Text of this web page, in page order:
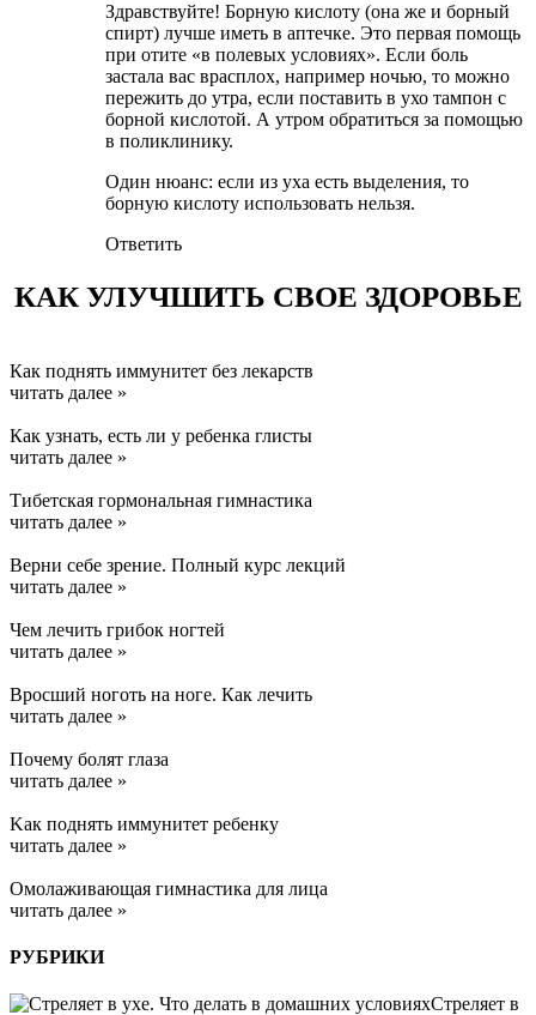
Здравствуйте! Борную кислоту (она же и борный
спирт) лучше иметь в аптечке. Это первая помощь
при отите «в полевых условиях». Если боль
застала вас врасплох, например ночью, то можно
пережить до утра, если поставить в ухо тампон с
борной кислотой. А утром обратиться за помощью
в поликлинику.
Один нюанс: если из уха есть выделения, то
борную кислоту использовать нельзя.
Ответить
КАК УЛУЧШИТЬ СВОЕ ЗДОРОВЬЕ
Как поднять иммунитет без лекарств
читать далее »
Как узнать, есть ли у ребенка глисты
читать далее »
Тибетская гормональная гимнастика
читать далее »
Верни себе зрение. Полный курс лекций
читать далее »
Чем лечить грибок ногтей
читать далее »
Вросший ноготь на ноге. Как лечить
читать далее »
Почему болят глаза
читать далее »
Kак поднять иммунитет ребенку
читать далее »
Омолаживающая гимнастика для лица
читать далее »
РУБРИКИ
Стреляет в